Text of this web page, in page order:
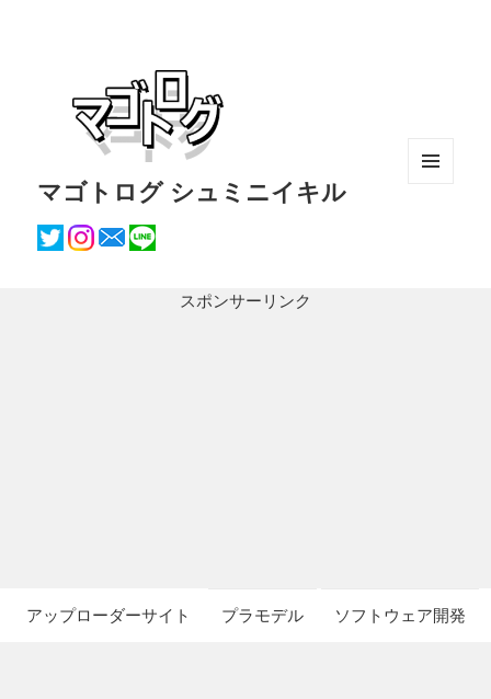
マゴトログ シュミニイキル
スポンサーリンク
アップローダーサイト プラモデル ソフトウェア開発